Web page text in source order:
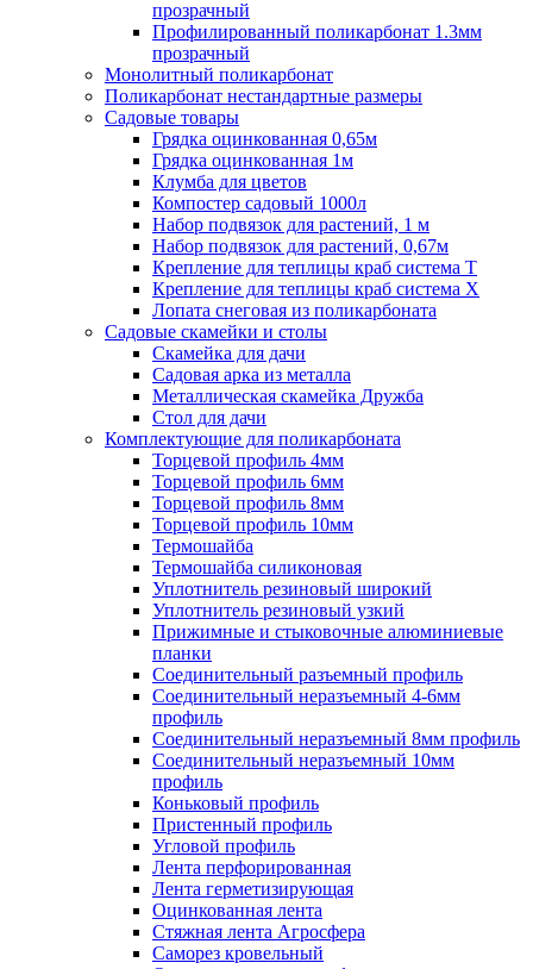
прозрачный
Профилированный поликарбонат 1.3мм
прозрачный
Монолитный поликарбонат
Поликарбонат нестандартные размеры
Садовые товары
Грядка оцинкованная 0,65м
Грядка оцинкованная 1м
Клумба для цветов
Компостер садовый 1000л
Набор подвязок для растений, 1 м
Набор подвязок для растений, 0,67м
Крепление для теплицы краб система Т
Крепление для теплицы краб система Х
Лопата снеговая из поликарбоната
Садовые скамейки и столы
Скамейка для дачи
Садовая арка из металла
Металлическая скамейка Дружба
Стол для дачи
Комплектующие для поликарбоната
Торцевой профиль 4мм
Торцевой профиль 6мм
Торцевой профиль 8мм
Торцевой профиль 10мм
Термошайба
Термошайба силиконовая
Уплотнитель резиновый широкий
Уплотнитель резиновый узкий
Прижимные и стыковочные алюминиевые
планки
Соединительный разъемный профиль
Соединительный неразъемный 4-6мм
профиль
Соединительный неразъемный 8мм профиль
Соединительный неразъемный 10мм
профиль
Коньковый профиль
Пристенный профиль
Угловой профиль
Лента перфорированная
Лента герметизирующая
Оцинкованная лента
Стяжная лента Агросфера
Саморез кровельный